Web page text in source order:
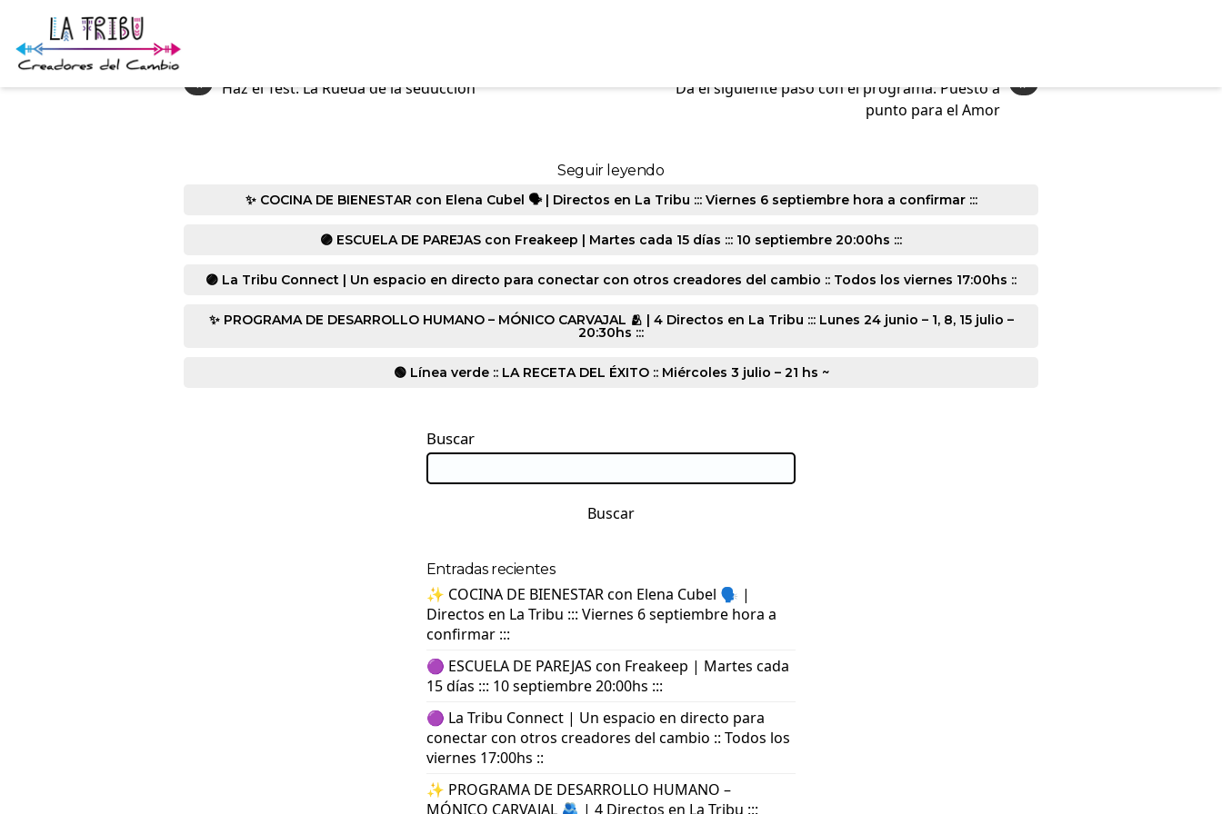
« Haz el Test: La Rueda de la seducción »
Da el siguiente paso con el programa: Puesto a
punto para el Amor
Seguir leyendo
✨ COCINA DE BIENESTAR con Elena Cubel 🗣️ | Directos en La Tribu ::: Viernes 6 septiembre hora a confirmar :::
🟣 ESCUELA DE PAREJAS con Freakeep | Martes cada 15 días ::: 10 septiembre 20:00hs :::
🟣 La Tribu Connect | Un espacio en directo para conectar con otros creadores del cambio :: Todos los viernes 17:00hs ::
✨ PROGRAMA DE DESARROLLO HUMANO – MÓNICO CARVAJAL 🫂 | 4 Directos en La Tribu ::: Lunes 24 junio – 1, 8, 15 julio –
20:30hs :::
🟢 Línea verde :: LA RECETA DEL ÉXITO :: Miércoles 3 julio – 21 hs ~
Buscar
Buscar
Entradas recientes
✨ COCINA DE BIENESTAR con Elena Cubel 🗣️ |
Directos en La Tribu ::: Viernes 6 septiembre hora a
confirmar :::
🟣 ESCUELA DE PAREJAS con Freakeep | Martes cada
15 días ::: 10 septiembre 20:00hs :::
🟣 La Tribu Connect | Un espacio en directo para
conectar con otros creadores del cambio :: Todos los
viernes 17:00hs ::
✨ PROGRAMA DE DESARROLLO HUMANO –
MÓNICO CARVAJAL 🫂 | 4 Directos en La Tribu :::